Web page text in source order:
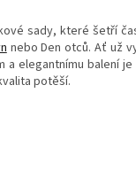
sady, které šetří
nebo Den otců. Ať už
elegantnímu balení
potěší.